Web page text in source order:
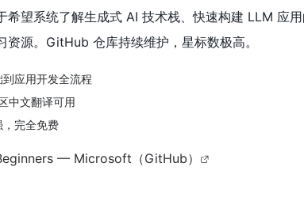
希望系统了解生成式 AI 技术栈、快速构建 LLM 应
源。GitHub 仓库持续维护，星标数极高。
应用开发全流程
中文翻译可用
完全免费
— Microsoft（GitHub）